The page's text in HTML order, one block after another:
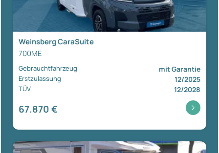
Weinsberg CaraSuite
700ME
Gebrauchtfahrzeug mit Garantie
Erstzulassung 12/2025
TÜV 12/2028
67.870 €